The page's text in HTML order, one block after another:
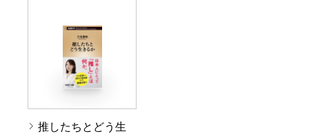
推したちとどう生